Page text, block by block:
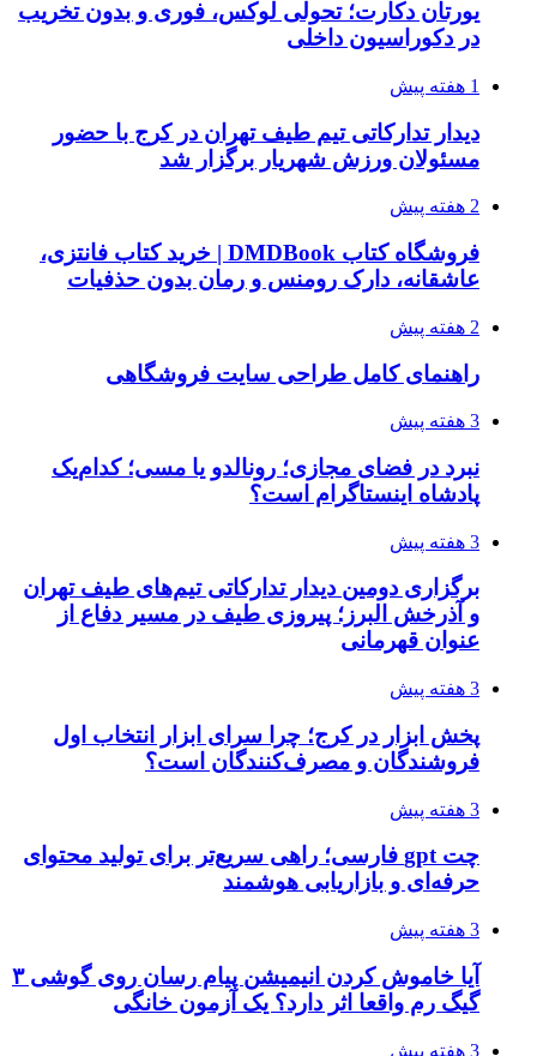
یورتان دکارت؛ تحولی لوکس، فوری و بدون تخریب
در دکوراسیون داخلی
1 هفته پیش
دیدار تدارکاتی تیم طیف تهران در کرج با حضور
مسئولان ورزش شهریار برگزار شد
2 هفته پیش
فروشگاه کتاب DMDBook | خرید کتاب فانتزی،
عاشقانه، دارک رومنس و رمان بدون حذفیات
2 هفته پیش
راهنمای کامل طراحی سایت فروشگاهی
3 هفته پیش
نبرد در فضای مجازی؛ رونالدو یا مسی؛ کدام‌یک
پادشاه اینستاگرام است؟
3 هفته پیش
برگزاری دومین دیدار تدارکاتی تیم‌های طیف تهران
و آذرخش البرز؛ پیروزی طیف در مسیر دفاع از
عنوان قهرمانی
3 هفته پیش
پخش ابزار در کرج؛ چرا سرای ابزار انتخاب اول
فروشندگان و مصرف‌کنندگان است؟
3 هفته پیش
چت gpt فارسی؛ راهی سریع‌تر برای تولید محتوای
حرفه‌ای و بازاریابی هوشمند
3 هفته پیش
آیا خاموش کردن انیمیشن پیام رسان روی گوشی ۳
گیگ رم واقعا اثر دارد؟ یک آزمون خانگی
3 هفته پیش